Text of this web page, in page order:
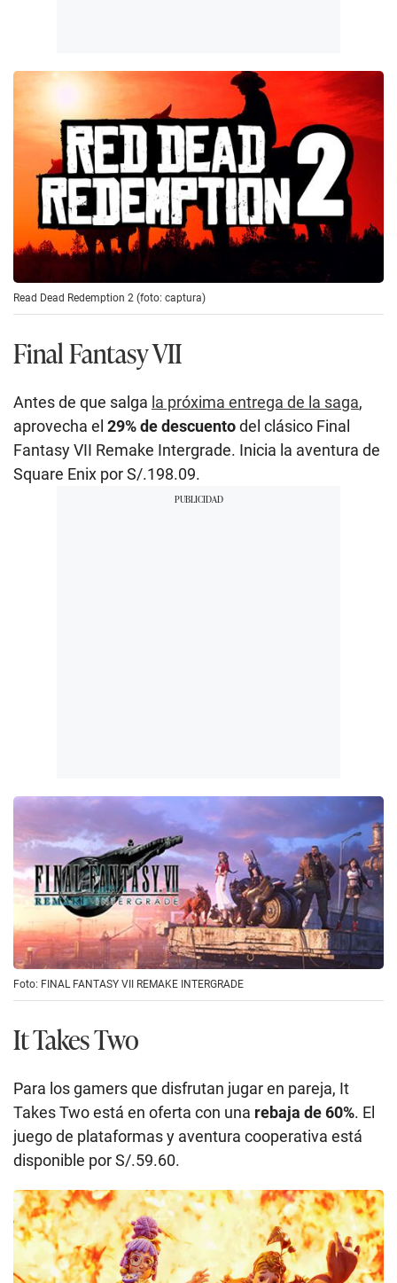
Read Dead Redemption 2 (foto: captura)
Final Fantasy VII
Antes de que salga la próxima entrega de la saga,
aprovecha el 29% de descuentodel clásico Final
Fantasy VII Remake Intergrade. Inicia la aventura de
Square Enix por S/.198.09.
Foto: FINAL FANTASY VII REMAKE INTERGRADE
It Takes Two
Para los gamers que disfrutan jugar en pareja, It
Takes Two está en oferta con una rebaja de 60%. El
juego de plataformas y aventura cooperativa está
disponible por S/.59.60.